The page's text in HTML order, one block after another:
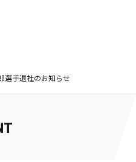
選手退社のお知らせ